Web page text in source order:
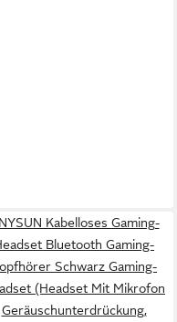
Kabelloses Gaming-
Bluetooth Gaming-
Schwarz Gaming-
(Headset Mit Mikrofon
Geräuschunterdrückung,